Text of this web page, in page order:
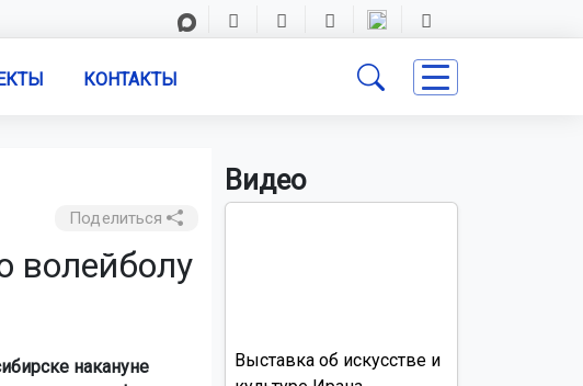
КОНТАКТЫ
Поделиться
волейболу
накануне
Видео
Выставка об искусстве и